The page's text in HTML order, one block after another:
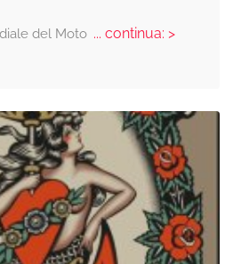
del Moto... continua: >